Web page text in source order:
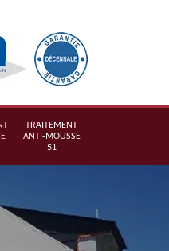
TRAITEMENT
ANTI-MOUSSE
51